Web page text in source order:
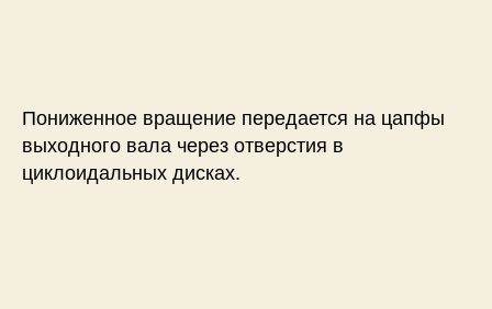
Пониженное вращение передается на цапфы
выходного вала через отверстия в
циклоидальных дисках.